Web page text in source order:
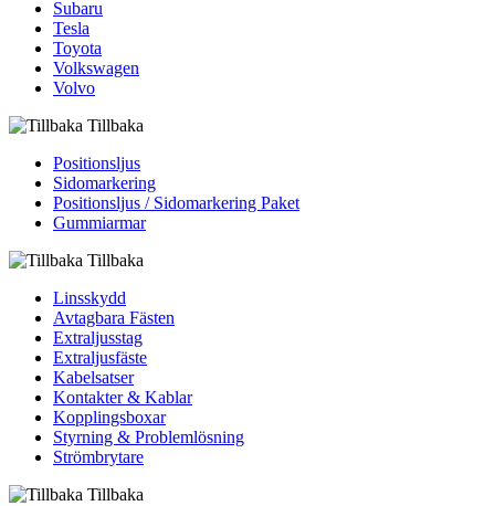
Subaru
Tesla
Toyota
Volkswagen
Volvo
Tillbaka
Positionsljus
Sidomarkering
Positionsljus / Sidomarkering Paket
Gummiarmar
Tillbaka
Linsskydd
Avtagbara Fästen
Extraljusstag
Extraljusfäste
Kabelsatser
Kontakter & Kablar
Kopplingsboxar
Styrning & Problemlösning
Strömbrytare
Tillbaka